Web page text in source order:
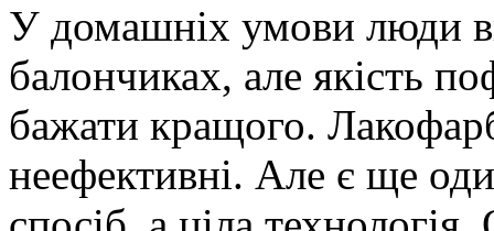
У домашніх умови люди
балончиках, але якість
бажати кращого.
неефективні. Але є ще